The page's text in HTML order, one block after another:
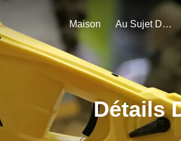
Maison Au Sujet De Nous
Détails